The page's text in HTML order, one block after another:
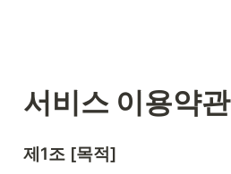
서비스 이용약관
제1조 [목적]